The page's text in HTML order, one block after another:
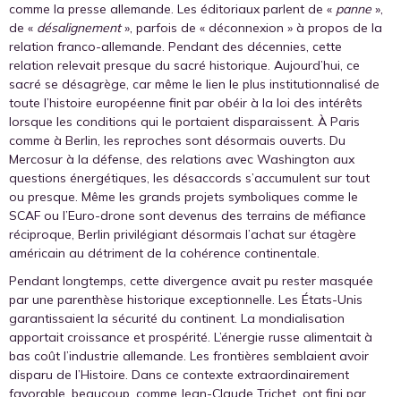
comme la presse allemande. Les éditoriaux parlent de « panne »,
de « désalignement», parfois de « déconnexion » à propos de la
relation franco-allemande. Pendant des décennies, cette
relation relevait presque du sacré historique. Aujourd’hui, ce
sacré se désagrège, car même le lien le plus institutionnalisé de
toute l’histoire européenne finit par obéir à la loi des intérêts
lorsque les conditions qui le portaient disparaissent. À Paris
comme à Berlin, les reproches sont désormais ouverts. Du
Mercosur à la défense, des relations avec Washington aux
questions énergétiques, les désaccords s’accumulent sur tout
ou presque. Même les grands projets symboliques comme le
SCAF ou l’Euro-drone sont devenus des terrains de méfiance
réciproque, Berlin privilégiant désormais l’achat sur étagère
américain au détriment de la cohérence continentale.
Pendant longtemps, cette divergence avait pu rester masquée
par une parenthèse historique exceptionnelle. Les États-Unis
garantissaient la sécurité du continent. La mondialisation
apportait croissance et prospérité. L’énergie russe alimentait à
bas coût l’industrie allemande. Les frontières semblaient avoir
disparu de l’Histoire. Dans ce contexte extraordinairement